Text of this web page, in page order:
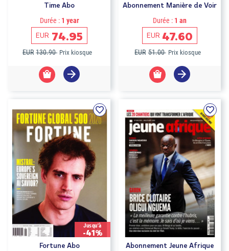
Time Abo
Durée :1 year
EUR 74.95
EUR 130.90 Prix kiosque
Abonnement Manière de Voir
Durée : 1 an
EUR 47.60
EUR 51.00 Prix kiosque
Jusqu'à
-41%
Fortune Abo Abonnement Jeune Afrique